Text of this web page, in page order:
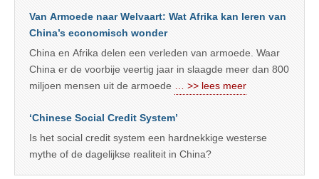
Van Armoede naar Welvaart: Wat Afrika kan leren van
China’s economisch wonder
China en Afrika delen een verleden van armoede. Waar
China er de voorbije veertig jaar in slaagde meer dan 800
miljoen mensen uit de armoede … >> lees meer
‘Chinese Social Credit System’
Is het social credit system een hardnekkige westerse
mythe of de dagelijkse realiteit in China?